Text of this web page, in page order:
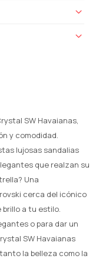
SW Havaianas,
y comodidad.
lujosas sandalias
que realzan su
Una
cerca del icónico
brillo a tu estilo.
o para dar un
SW Havaianas
la belleza como la